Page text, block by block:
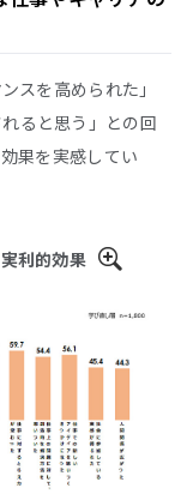
スを高められた」
ると思う」との回
果を実感してい
利的効果